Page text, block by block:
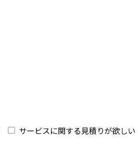
サービスに関する見積りが欲しい